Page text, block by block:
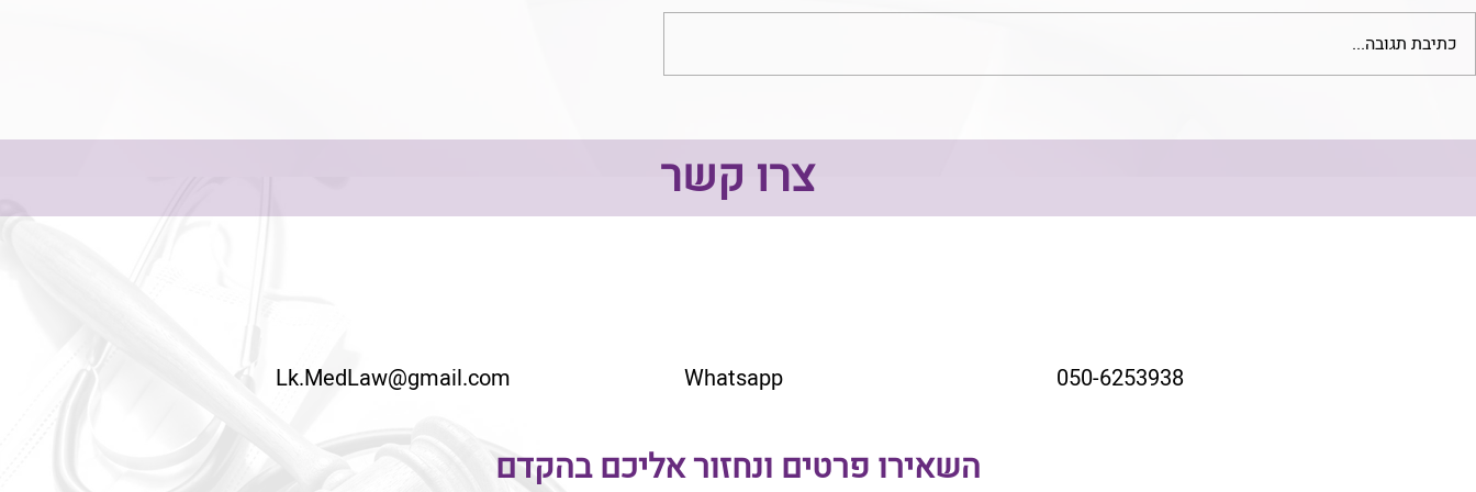
עיסוקם
כתיבת תגובה...
Lk.MedLaw@gmail.com Whatsapp 050-6253938
השאירו פרטים ונחזור אליכם בהקדם
צרו קשר